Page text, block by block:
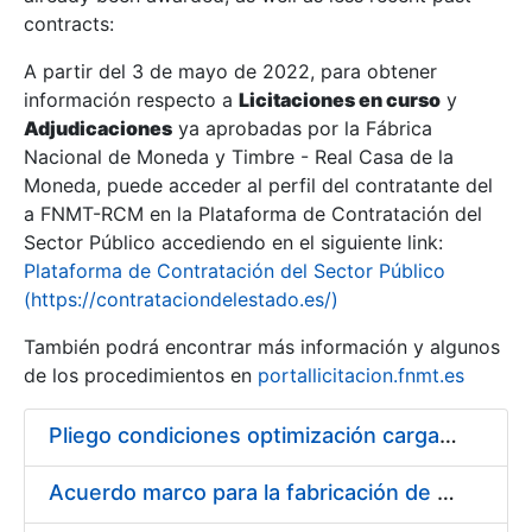
Show/Hide
Show/Hide
Show/Hide
contracts:
A partir del 3 de mayo de 2022, para obtener
información respecto a Licitaciones en curso y
Adjudicaciones ya aprobadas por la Fábrica
Nacional de Moneda y Timbre - Real Casa de la
Moneda, puede acceder al perfil del contratante del
a FNMT-RCM en la Plataforma de Contratación del
Sector Público accediendo en el siguiente link:
Plataforma de Contratación del Sector Público
(https://contrataciondelestado.es/)
También podrá encontrar más información y algunos
de los procedimientos en portallicitacion.fnmt.es
Pliego condiciones optimización cargas compras firmado
Acuerdo marco para la fabricación de piezas